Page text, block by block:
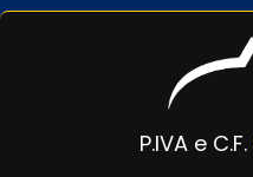
P.IVA e C.F.